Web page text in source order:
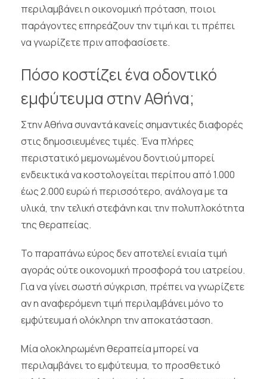
περιλαμβάνει η οικονομική πρόταση, ποιοι
παράγοντες επηρεάζουν την τιμή και τι πρέπει
να γνωρίζετε πριν αποφασίσετε.
Πόσο κοστίζει ένα οδοντικό
εμφύτευμα στην Αθήνα;
Στην Αθήνα συναντά κανείς σημαντικές διαφορές
στις δημοσιευμένες τιμές. Ένα πλήρες
περιστατικό μεμονωμένου δοντιού μπορεί
ενδεικτικά να κοστολογείται περίπου από 1.000
έως 2.000 ευρώ ή περισσότερο, ανάλογα με τα
υλικά, την τελική στεφάνη και την πολυπλοκότητα
της θεραπείας.
Το παραπάνω εύρος δεν αποτελεί ενιαία τιμή
αγοράς ούτε οικονομική προσφορά του ιατρείου.
Για να γίνει σωστή σύγκριση, πρέπει να γνωρίζετε
αν η αναφερόμενη τιμή περιλαμβάνει μόνο το
εμφύτευμα ή ολόκληρη την αποκατάσταση.
Μία ολοκληρωμένη θεραπεία μπορεί να
περιλαμβάνει το εμφύτευμα, το προσθετικό